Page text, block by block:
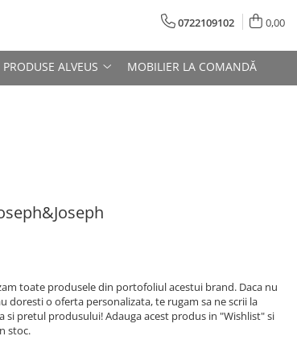
0722109102 0,00
PRODUSE ALVEUS MOBILIER LA COMANDĂ
toate produsele din portofoliul acestui brand. Daca nu
o oferta personalizata, te rugam sa ne scrii la
pretul produsului! Adauga acest produs in "Wishlist" si
stoc.